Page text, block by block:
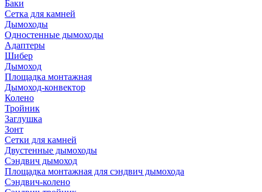
Баки
Сетка для камней
Дымоходы
Одностенные дымоходы
Адаптеры
Шибер
Дымоход
Площадка монтажная
Дымоход-конвектор
Колено
Тройник
Заглушка
Зонт
Сетки для камней
Двустенные дымоходы
Сэндвич дымоход
Площадка монтажная для сэндвич дымохода
Сэндвич-колено